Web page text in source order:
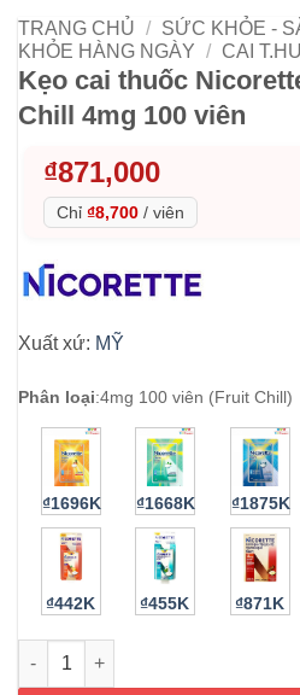
TRANG CHỦ / SỨC KHỎE -
KHỎE HÀNG NGÀY / CAI
Kẹo cai thuốc
Chill 4mg 100 viên
₫871,000
Chỉ ₫8,700 / viên
Xuất xứ: MỸ
Phân loại:4mg 100 viên (Fruit Chill)
₫1696K ₫1668K ₫1875K
₫442K ₫455K ₫871K
Kẹo cai thuốc Nicorette Gum